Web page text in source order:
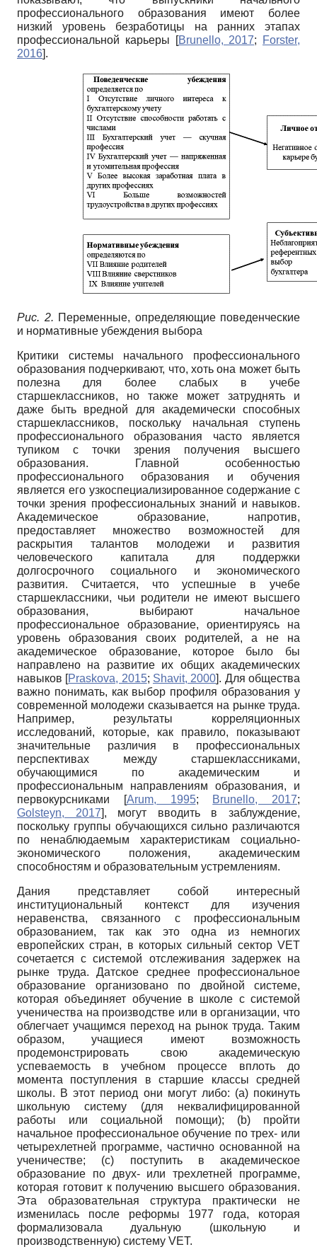
профессионального образования имеют более
низкий уровень безработицы на ранних этапах
профессиональной карьеры
[Brunello, 2017;
Forster,
2016].
Рис. 2. Переменные, определяющие поведенческие
и нормативные убеждения выбора
Критики системы начального профессионального
образования подчеркивают, что, хоть она может быть
полезна для более слабых в учебе
старшеклассников, но также может затруднять и
даже быть вредной для академически способных
старшеклассников, поскольку начальная ступень
профессионального образования часто является
тупиком с точки зрения получения высшего
образования. Главной особенностью
профессионального образования и обучения
является его узкоспециализированное содержание с
точки зрения профессиональных знаний и навыков.
Академическое образование, напротив,
предоставляет множество возможностей для
раскрытия талантов молодежи и развития
человеческого капитала для поддержки
долгосрочного социального и экономического
развития. Считается, что успешные в учебе
старшеклассники, чьи родители не имеют высшего
образования, выбирают начальное
профессиональное образование, ориентируясь на
уровень образования своих родителей, а не на
академическое образование, которое было бы
направлено на развитие их общих академических
навыков [Praskova, 2015; Shavit, 2000]. Для общества
важно понимать, как выбор профиля образования у
современной молодежи сказывается на рынке труда.
Например, результаты корреляционных
исследований, которые, как правило, показывают
значительные различия в профессиональных
перспективах между старшеклассниками,
обучающимися по академическим и
профессиональным направлениям образования, и
первокурсниками
[Arum, 1995; Brunello, 2017;
Golsteyn, 2017], могут вводить в заблуждение,
поскольку группы обучающихся сильно различаются
по ненаблюдаемым характеристикам социально-
экономического положения, академическим
способностям и образовательным устремлениям.
Дания представляет собой интересный
институциональный контекст для изучения
неравенства, связанного с профессиональным
образованием, так как это одна из немногих
европейских стран, в которых сильный сектор VET
сочетается с системой отслеживания задержек на
рынке труда. Датское среднее профессиональное
образование организовано по двойной системе,
которая объединяет обучение в школе с системой
ученичества на производстве или в организации, что
облегчает учащимся переход на рынок труда. Таким
образом, учащиеся имеют возможность
продемонстрировать свою академическую
успеваемость в учебном процессе вплоть до
момента поступления в старшие классы средней
школы. В этот период они могут либо: (а) покинуть
школьную систему (для неквалифицированной
работы или социальной помощи); (b) пройти
начальное профессиональное обучение по трех- или
четырехлетней программе, частично основанной на
ученичестве; (c) поступить в академическое
образование по двух- или трехлетней программе,
которая готовит к получению высшего образования.
Эта образовательная структура практически не
изменилась после реформы 1977 года, которая
формализовала дуальную (школьную и
производственную) систему VET.